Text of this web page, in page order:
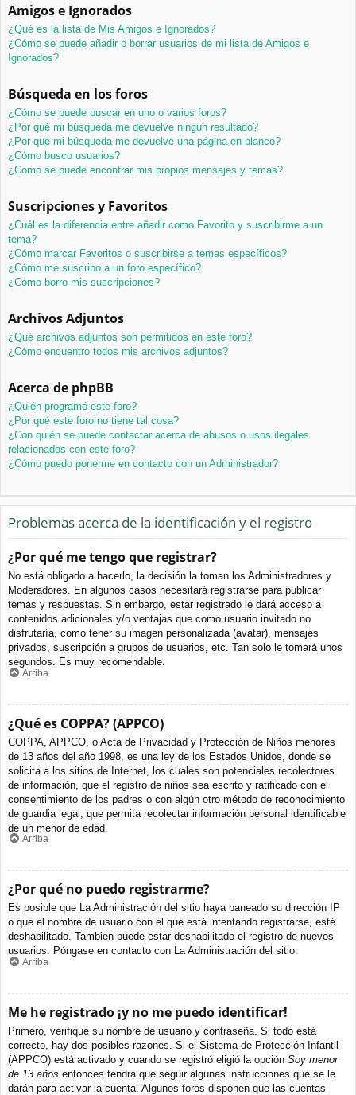
Amigos e Ignorados
¿Qué es la lista de Mis Amigos e Ignorados?
¿Cómo se puede añadir o borrar usuarios de mi lista de Amigos e
Ignorados?
Búsqueda en los foros
¿Cómo se puede buscar en uno o varios foros?
¿Por qué mi búsqueda me devuelve ningún resultado?
¿Por qué mi búsqueda me devuelve una página en blanco?
¿Cómo busco usuarios?
¿Como se puede encontrar mis propios mensajes y temas?
Suscripciones y Favoritos
¿Cuál es la diferencia entre añadir como Favorito y suscribirme a un
tema?
¿Cómo marcar Favoritos o suscribirse a temas específicos?
¿Cómo me suscribo a un foro específico?
¿Cómo borro mis suscripciones?
Archivos Adjuntos
¿Qué archivos adjuntos son permitidos en este foro?
¿Cómo encuentro todos mis archivos adjuntos?
Acerca de phpBB
¿Quién programó este foro?
¿Por qué este foro no tiene tal cosa?
¿Con quién se puede contactar acerca de abusos o usos ilegales
relacionados con este foro?
¿Cómo puedo ponerme en contacto con un Administrador?
Problemas acerca de la identificación y el registro
¿Por qué me tengo que registrar?
No está obligado a hacerlo, la decisión la toman los Administradores y
Moderadores. En algunos casos necesitará registrarse para publicar
temas y respuestas. Sin embargo, estar registrado le dará acceso a
contenidos adicionales y/o ventajas que como usuario invitado no
disfrutaría, como tener su imagen personalizada (avatar), mensajes
privados, suscripción a grupos de usuarios, etc. Tan solo le tomará unos
segundos. Es muy recomendable.
Arriba
¿Qué es COPPA? (APPCO)
COPPA, APPCO, o Acta de Privacidad y Protección de Niños menores
de 13 años del año 1998, es una ley de los Estados Unidos, donde se
solicita a los sitios de Internet, los cuales son potenciales recolectores
de información, que el registro de niños sea escrito y ratificado con el
consentimiento de los padres o con algún otro método de reconocimiento
de guardia legal, que permita recolectar información personal identificable
de un menor de edad.
Arriba
¿Por qué no puedo registrarme?
Es posible que La Administración del sitio haya baneado su dirección IP
o que el nombre de usuario con el que está intentando registrarse, esté
deshabilitado. También puede estar deshabilitado el registro de nuevos
usuarios. Póngase en contacto con La Administración del sitio.
Arriba
Me he registrado ¡y no me puedo identificar!
Primero, verifique su nombre de usuario y contraseña. Si todo está
correcto, hay dos posibles razones. Si el Sistema de Protección Infantil
(APPCO) está activado y cuando se registró eligió la opción Soy menor
de 13 años entonces tendrá que seguir algunas instrucciones que se le
darán para activar la cuenta. Algunos foros disponen que las cuentas